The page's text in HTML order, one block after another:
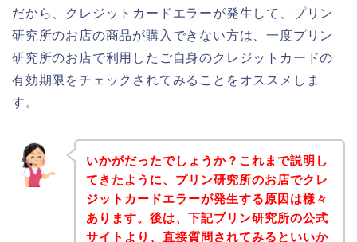
だから、クレジットカードエラーが発生して、プリン
研究所のお店の商品が購入できない方は、一度プリン
研究所のお店で利用したご自身のクレジットカードの
有効期限をチェックされてみることをオススメしま
す。
いかがだったでしょうか？これまで説明し
てきたように、プリン研究所のお店でクレ
ジットカードエラーが発生する原因は様々
あります。後は、下記プリン研究所の公式
サイトより、直接質問されてみるといいか